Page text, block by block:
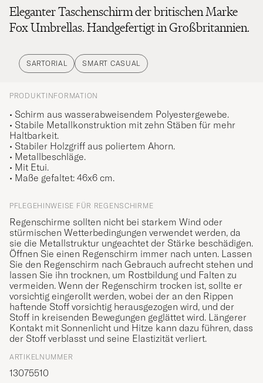
Eleganter Taschenschirm der britischen Marke
Fox Umbrellas. Handgefertigt in Großbritannien.
SARTORIAL SMART CASUAL
PRODUKTINFORMATION
• Schirm aus wasserabweisendem Polyestergewebe.
• Stabile Metallkonstruktion mit zehn Stäben für mehr
Haltbarkeit.
• Stabiler Holzgriff aus poliertem Ahorn.
• Metallbeschläge.
• Mit Etui.
• Maße gefaltet: 46x6 cm.
PFLEGEHINWEISE FÜR REGENSCHIRME
Regenschirme sollten nicht bei starkem Wind oder
stürmischen Wetterbedingungen verwendet werden, da
sie die Metallstruktur ungeachtet der Stärke beschädigen.
Öffnen Sie einen Regenschirm immer nach unten. Lassen
Sie den Regenschirm nach Gebrauch aufrecht stehen und
lassen Sie ihn trocknen, um Rostbildung und Falten zu
vermeiden. Wenn der Regenschirm trocken ist, sollte er
vorsichtig eingerollt werden, wobei der an den Rippen
haftende Stoff vorsichtig herausgezogen wird, und der
Stoff in kreisenden Bewegungen geglättet wird. Längerer
Kontakt mit Sonnenlicht und Hitze kann dazu führen, dass
der Stoff verblasst und seine Elastizität verliert.
ARTIKELNUMMER
13075510